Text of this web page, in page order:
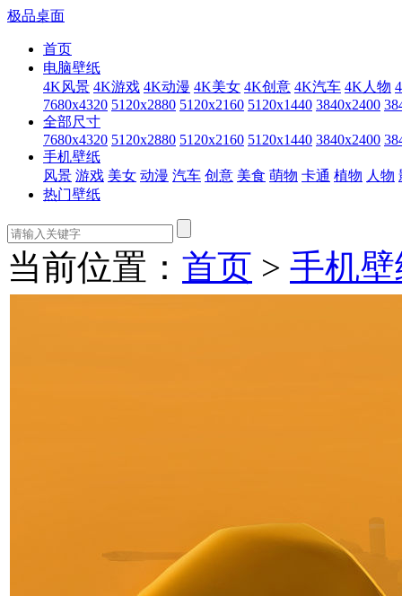
极品桌面
首页
电脑壁纸
4K风景 4K游戏 4K动漫 4K美女 4K创意 4K汽车 4K人物
7680x4320 5120x2880 5120x2160 5120x1440 3840x2400
全部尺寸
7680x4320 5120x2880 5120x2160 5120x1440 3840x2400
手机壁纸
风景 游戏 美女 动漫 汽车 创意 美食 萌物 卡通 植物 人物
热门壁纸
当前位置： 首页 > 手机